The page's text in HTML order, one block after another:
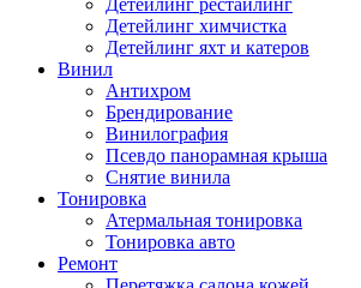
Детейлинг рестайлинг
Детейлинг химчистка
Детейлинг яхт и катеров
Винил
Антихром
Брендирование
Винилография
Псевдо панорамная крыша
Снятие винила
Тонировка
Атермальная тонировка
Тонировка авто
Ремонт